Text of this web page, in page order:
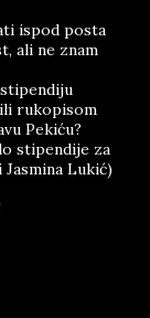
ispod posta
ali ne znam
rukopisom
Pekiću?
stipendije za
Lukić)